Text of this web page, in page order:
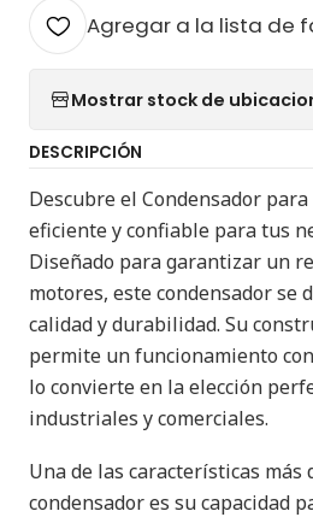
Agregar a la lista de
Mostrar stock de
DESCRIPCIÓN
Descubre el Condensador
eficiente y confiable para tus
Diseñado para garantizar un
motores, este condensador se
calidad y durabilidad. Su
permite un funcionamiento
lo convierte en la elección
industriales y comerciales.
Una de las características más
condensador es su capacidad